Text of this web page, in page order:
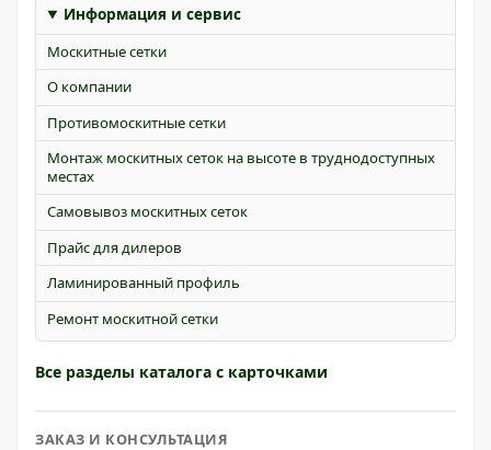
Информация и сервис
Москитные сетки
О компании
Противомоскитные сетки
Монтаж москитных сеток на высоте в труднодоступных
местах
Самовывоз москитных сеток
Прайс для дилеров
Ламинированный профиль
Ремонт москитной сетки
Все разделы каталога с карточками
ЗАКАЗ И КОНСУЛЬТАЦИЯ